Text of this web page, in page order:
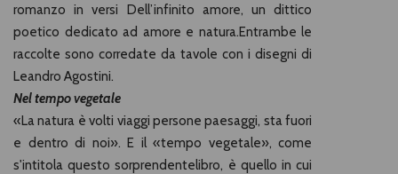
romanzo in versi Dell’infinito amore, un dittico
poetico dedicato ad amore e natura.Entrambe le
raccolte sono corredate da tavole con i disegni di
Leandro Agostini.
Nel tempo vegetale
«La natura è volti viaggi persone paesaggi, sta fuori
e dentro di noi». E il «tempo vegetale», come
s'intitola questo sorprendentelibro, è quello in cui